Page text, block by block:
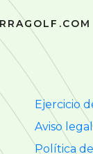
Ejercicio
Aviso legal
Política